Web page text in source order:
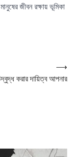
জীবন রক্ষায় ভূমিকা
করার দায়িত্ব আপনার
⟶